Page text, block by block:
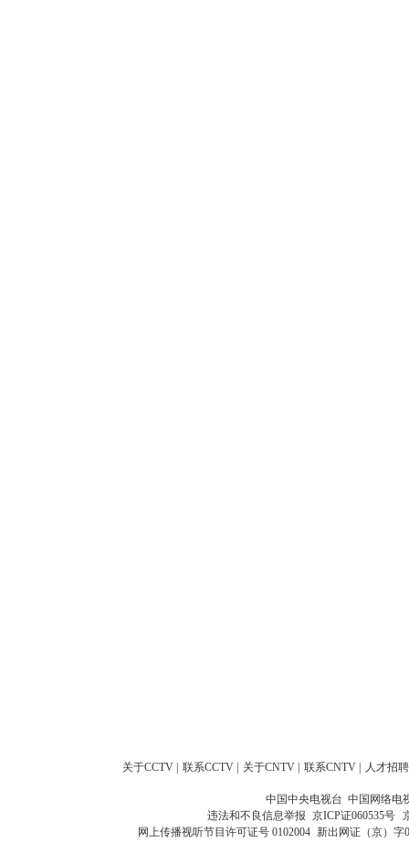
关于CCTV 联系CCTV 关于CNTV 联系CNTV 人才招聘
中国中央电视台 中国网络电
违法和不良信息举报 京ICP证060535号
网上传播视听节目许可证号 0102004 新出网证（京）